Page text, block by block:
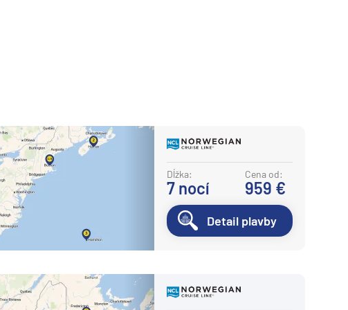
Dĺžka:
7 nocí
Cena od:
959 €
Detail plavby